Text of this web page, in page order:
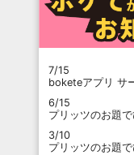
7/15
boketeアプリ サ
6/15
プリッツのお題
3/10
プリッツのお題